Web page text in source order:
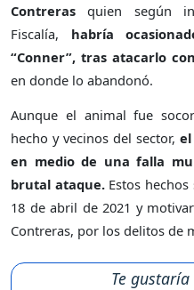
Contrerasquien según
Fiscalía, habría
“Conner”, tras atacarlo
en donde lo abandonó.
Aunque el animal fue
hecho y vecinos del sector,
en medio de una falla
brutal ataque.Estos hechos
18 de abril de 2021 y
Contreras, por los delitos de
Te